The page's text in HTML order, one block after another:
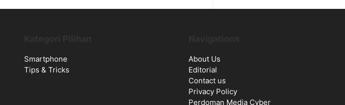
Smartphone
Tips & Tricks
About Us
Editorial
Contact us
Privacy Policy
Perdoman Media Cyber